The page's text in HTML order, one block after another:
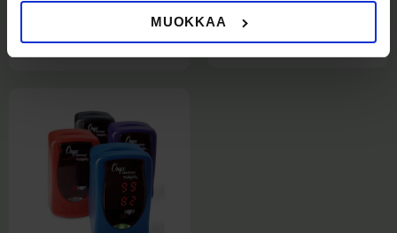
MUOKKAA
Vantage
22,00€(Sis. Alv )
rannepulssioksimetriin
209,00€